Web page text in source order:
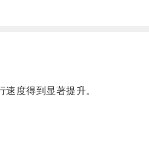
度得到显著提升。